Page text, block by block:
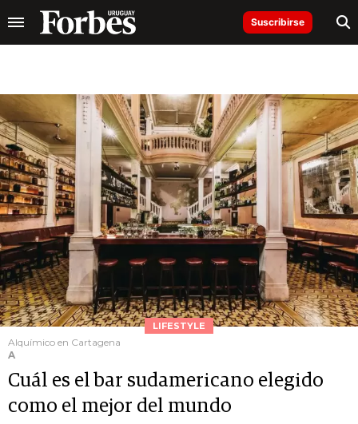
Suscribirse
LIFESTYLE
Alquímico en Cartagena
A
Cuál es el bar sudamericano elegido
como el mejor del mundo